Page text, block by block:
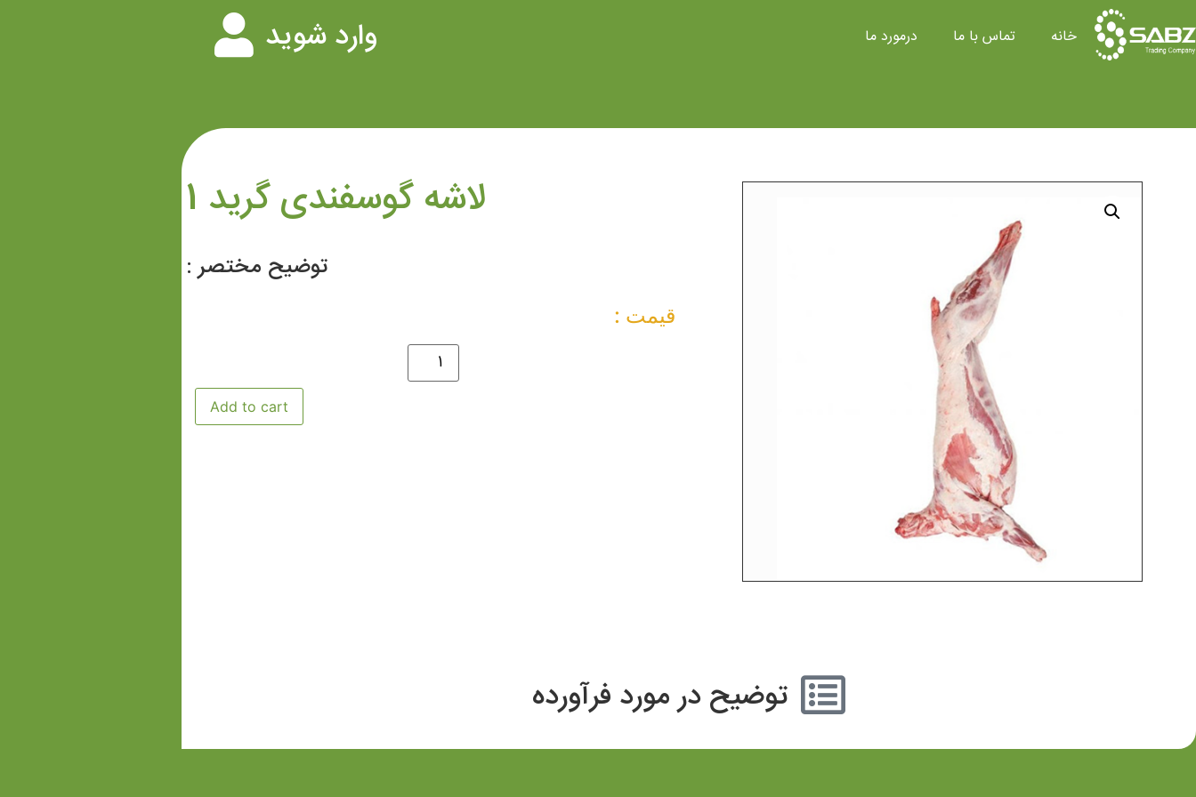
خانه تماس با ما درمورد ما وارد شوید
لاشه گوسفندی گرید 1
توضیح مختصر :
قیمت :
Add to cart
توضیح در مورد فرآورده